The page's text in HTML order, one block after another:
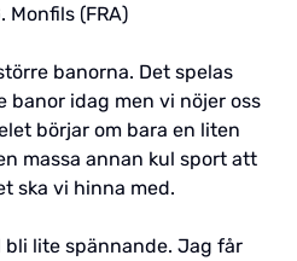
Monfils (FRA)
banorna. Det spelas
banor idag men vi nöjer oss
börjar om bara en liten
massa annan kul sport att
ska vi hinna med.
lite spännande. Jag får